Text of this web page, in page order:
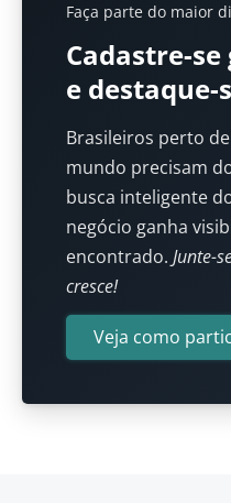
Faça parte do maior
Cadastre-
e destaque-
Brasileiros perto
mundo precisam
busca inteligente
negócio ganha
encontrado. Junte-
cresce!
Veja como